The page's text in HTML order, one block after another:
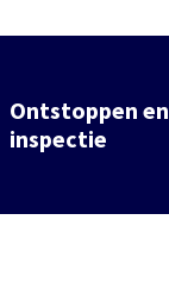
Ontstoppen en
inspectie